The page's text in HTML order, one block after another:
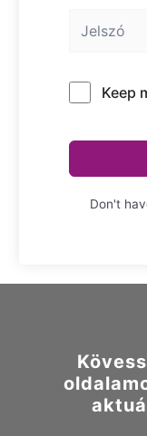
Keep
Don't